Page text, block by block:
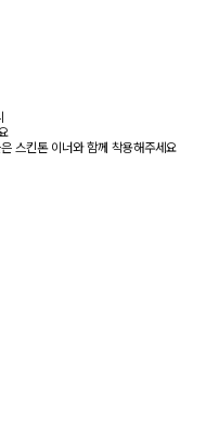
스킨톤 이너와 함께 착용해주세요